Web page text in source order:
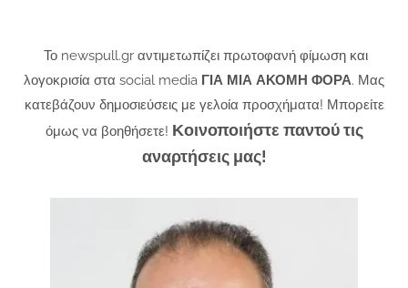
Το newspull.gr αντιμετωπίζει πρωτοφανή φίμωση και
λογοκρισία στα social media ΓΙΑ ΜΙΑ ΑΚΟΜΗ ΦΟΡΑ. Μας
κατεβάζουν δημοσιεύσεις με γελοία προσχήματα! Μπορείτε
όμως να βοηθήσετε! Κοινοποιήστε παντού τις
αναρτήσεις μας!